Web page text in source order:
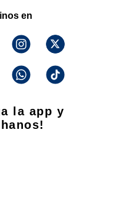
en
la app y